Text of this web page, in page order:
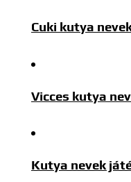
Cuki kutya
Vicces kutya
Kutya nevek